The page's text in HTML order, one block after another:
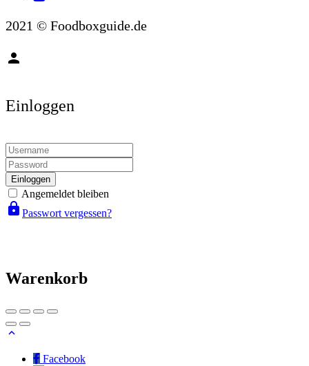
2021 © Foodboxguide.de
person
Einloggen
Einloggen
Angemeldet bleiben
lock Passwort vergessen?
Warenkorb
Facebook